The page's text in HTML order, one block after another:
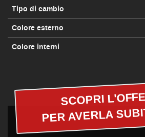
Tipo di cambio
Colore esterno
Colore interni
SCOPRI
PER AVERLA